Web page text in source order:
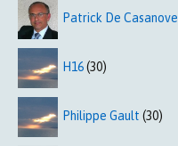
Patrick De Casanove
H16(30)
Philippe Gault (30)